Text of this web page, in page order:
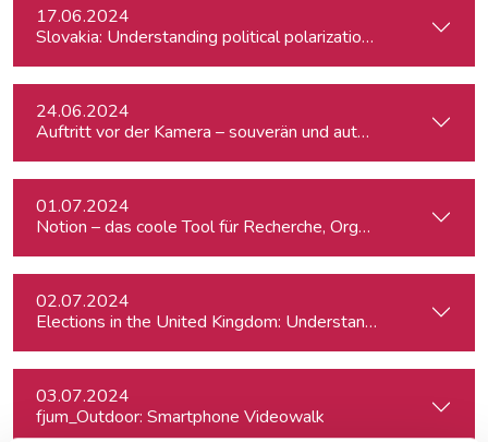
17.06.2024
Slovakia: Understanding political polarizations and their
24.06.2024
Auftritt vor der Kamera – souverän und authentisch
01.07.2024
Notion – das coole Tool für Recherche, Organisation &
02.07.2024
Elections in the United Kingdom: Understanding Voters’
03.07.2024
fjum_Outdoor: Smartphone Videowalk